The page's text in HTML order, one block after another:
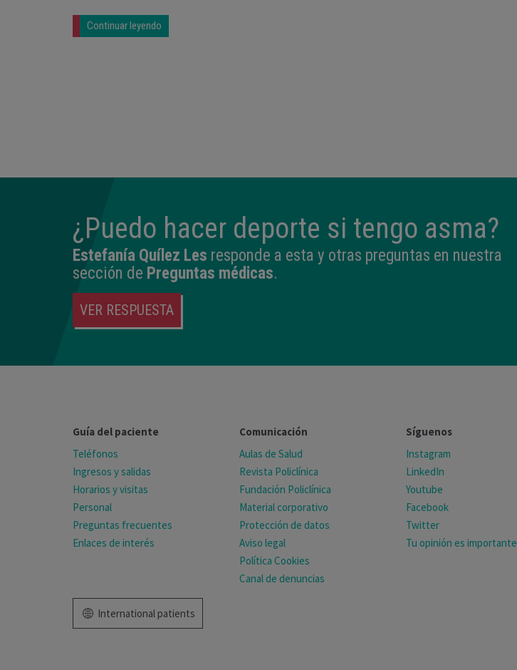
Continuar leyendo
¿Puedo hacer deporte si tengo asma?
Estefanía Quílez Les responde a esta y otras preguntas en nuestra
sección de Preguntas médicas.
VER RESPUESTA
Guía del paciente
Teléfonos
Ingresos y salidas
Horarios y visitas
Personal
Preguntas frecuentes
Enlaces de interés
Comunicación
Aulas de Salud
Revista Policlínica
Fundación Policlínica
Material corporativo
Protección de datos
Aviso legal
Política Cookies
Canal de denuncias
Síguenos
Instagram
LinkedIn
Youtube
Facebook
Twitter
Tu opinión es importante
International patients